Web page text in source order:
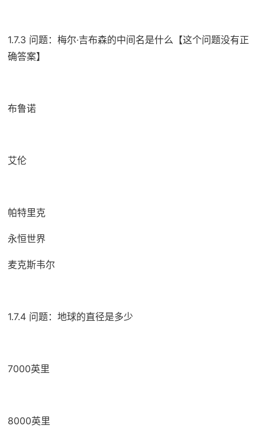
1.7.3 问题：梅尔·吉布森的中间名是什么【这个问题没有正
确答案】
布鲁诺
艾伦
帕特里克
永恒世界
麦克斯韦尔
1.7.4 问题：地球的直径是多少
7000英里
8000英里